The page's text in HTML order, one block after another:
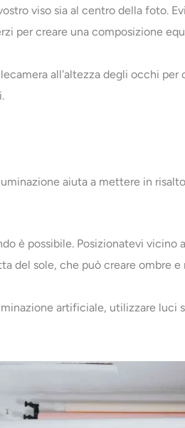
viso sia al centro della foto.
per creare una composizione
all'altezza degli occhi per
aiuta a mettere in
è possibile. Posizionatevi
del sole, che può creare ombre
artificiale, utilizzare